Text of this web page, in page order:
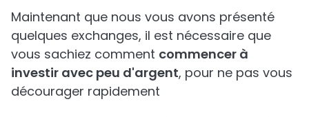
Maintenant que nous vous avons présenté
quelques exchanges, il est nécessaire que
vous sachiez comment commencer à
investir avec peu d'argent, pour ne pas vous
décourager rapidement